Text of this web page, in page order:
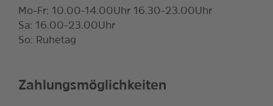
Mo-Fr: 10.00-14.00Uhr 16.30-23.00Uhr
Sa: 16.00-23.00Uhr
So: Ruhetag
Zahlungsmöglichkeiten